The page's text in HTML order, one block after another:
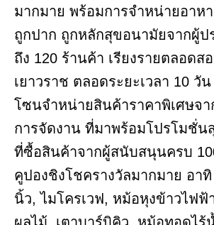
มากมาย พร้อมการจำหน่ายอาหา
ถูกปาก ถูกหลักสุขอนามัยจากผู้ป
ถึง 120 ร้านค้า เรียงรายตลอดส
เยาวราช ตลอดระยะเวลา 10 วั
โซนจำหน่ายสินค้าราคาพิเศษจ
การจัดงาน ที่มาพร้อมโปรโมชั่น
ที่ซื้อสินค้าจากผู้สนับสนุนครบ
คูปองชิงโชครางวัลมากมาย อา
นิ้ว, ไมโครเวฟ, หม้อหุงข้าวไฟฟ้